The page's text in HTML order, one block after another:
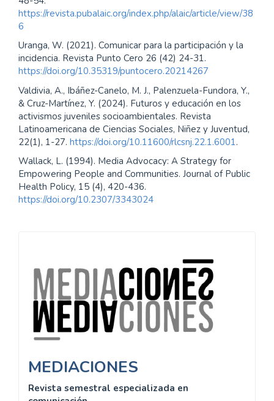
https://revista.pubalaic.org/index.php/alaic/article/view/38
6
Uranga, W. (2021). Comunicar para la participación y la
incidencia. Revista Punto Cero 26 (42) 24-31.
https://doi.org/10.35319/puntocero.20214267
Valdivia, A., Ibáñez-Canelo, M. J., Palenzuela-Fundora, Y.,
& Cruz-Martínez, Y. (2024). Futuros y educación en los
activismos juveniles socioambientales. Revista
Latinoamericana de Ciencias Sociales, Niñez y Juventud,
22(1), 1-27. https://doi.org/10.11600/rlcsnj.22.1.6001.
Wallack, L. (1994). Media Advocacy: A Strategy for
Empowering People and Communities. Journal of Public
Health Policy, 15 (4), 420-436.
https://doi.org/10.2307/3343024
MEDIACIONES
Revista semestral especializada en